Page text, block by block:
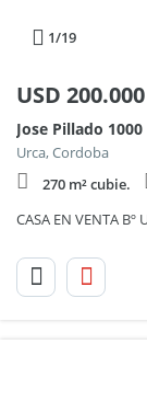
1/19
USD 200.000
Jose Pillado 1000
Urca, Cordoba
270 m² cubie.
CASA EN VENTA Bº